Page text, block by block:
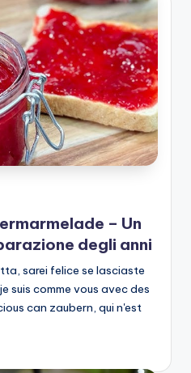
– Un
degli anni
sarei felice se lasciaste
suis comme vous avec des
can zaubern, qui n'est